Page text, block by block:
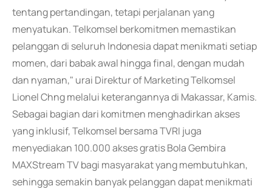
tentang pertandingan, tetapi perjalanan yang
menyatukan. Telkomsel berkomitmen memastikan
pelanggan di seluruh Indonesia dapat menikmati setiap
momen, dari babak awal hingga final, dengan mudah
dan nyaman," urai Direktur of Marketing Telkomsel
Lionel Chng melalui keterangannya di Makassar, Kamis.
Sebagai bagian dari komitmen menghadirkan akses
yang inklusif, Telkomsel bersama TVRI juga
menyediakan 100.000 akses gratis Bola Gembira
MAXStream TV bagi masyarakat yang membutuhkan,
sehingga semakin banyak pelanggan dapat menikmati